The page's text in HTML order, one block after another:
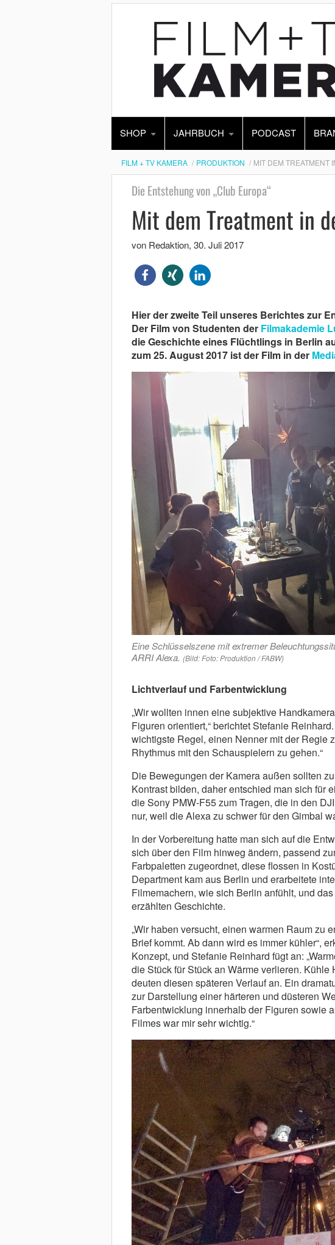
SHOP JAHRBUCH PODCAST
FILM + TV KAMERA PRODUKTION MIT DEM TREATMENT
Die Entstehung von „Club Europa“
Mit dem Treatment in
von Redaktion, 30. Juli 2017
Hier der zweite Teil unseres Berichtes zur
Der Film von Studenten der Filmakademie
die Geschichte eines Flüchtlings in Berlin
zum 25. August 2017 ist der Film in der
Eine Schlüsselszene mit extremer
ARRI Alexa. (Bild: Foto: Produktion / FABW)
Lichtverlauf und Farbentwicklung
„Wir wollten innen eine subjektive
Figuren orientiert,“ berichtet Stefanie
wichtigste Regel, einen Nenner mit der Regie
Rhythmus mit den Schauspielern zu gehen.“
Die Bewegungen der Kamera außen sollten
Kontrast bilden, daher entschied man sich für
die Sony PMW-F55 zum Tragen, die in den
nur, weil die Alexa zu schwer für den Gimbal
In der Vorbereitung hatte man sich auf die
sich über den Film hinweg ändern, passend
Farbpaletten zugeordnet, diese flossen in
Department kam aus Berlin und erarbeitete
Filmemachern, wie sich Berlin anfühlt, und
erzählten Geschichte.
„Wir haben versucht, einen warmen Raum zu
Brief kommt. Ab dann wird es immer kühler“,
Konzept, und Stefanie Reinhard fügt an:
die Stück für Stück an Wärme verlieren.
deuten diesen späteren Verlauf an. Ein
zur Darstellung einer härteren und düsteren
Farbentwicklung innerhalb der Figuren sowie
Filmes war mir sehr wichtig.“